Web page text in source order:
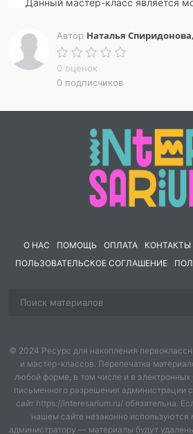
приобретенный мастер-класс
пользования!
Пересылка, публикация и прочее
не допускаются!
приобрели МК.
Если Вы хотите оставаться в
забудьте добавить меня "в свой
сможете видеть новинки моего
Автор Наталья
0 оценок
0 подписчиков
О НАС ПОМОЩЬ ОПЛАТА КОНТАКТЫ
ПОЛЬЗОВАТЕЛЬСКОЕ СОГЛАШЕНИЕ
© 2024 Ресурс для накопления
и мастер-классов. Перепечатка
любой форме, в том числе и в
письменного разрешения администрации
сайт https://interesarium.ru/ обязательна.
нашем сайте незаконно используются
администратору — материалы будут